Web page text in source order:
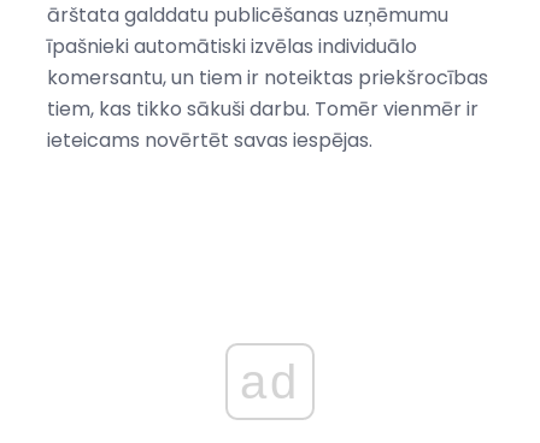
ārštata galddatu publicēšanas uzņēmumu
īpašnieki automātiski izvēlas individuālo
komersantu, un tiem ir noteiktas priekšrocības
tiem, kas tikko sākuši darbu. Tomēr vienmēr ir
ieteicams novērtēt savas iespējas.
ad